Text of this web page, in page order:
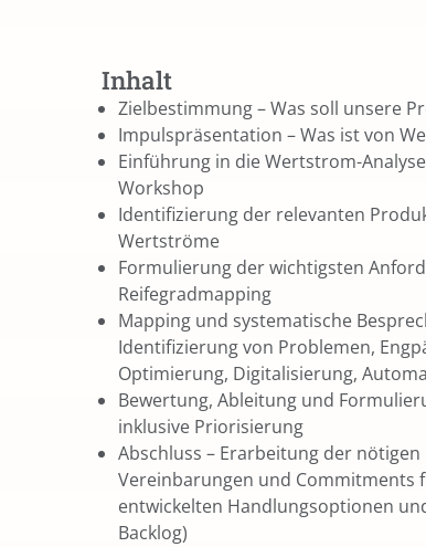
Inhalt
Zielbestimmung – Was soll unsere
Impulspräsentation – Was ist von
Einführung in die Wertstrom-
Workshop
Identifizierung der relevanten
Wertströme
Formulierung der wichtigsten
Reifegradmapping
Mapping und systematische
Identifizierung von Problemen,
Optimierung, Digitalisierung,
Bewertung, Ableitung und
inklusive Priorisierung
Abschluss – Erarbeitung der
Vereinbarungen und Commitments
entwickelten Handlungsoptionen
Backlog)